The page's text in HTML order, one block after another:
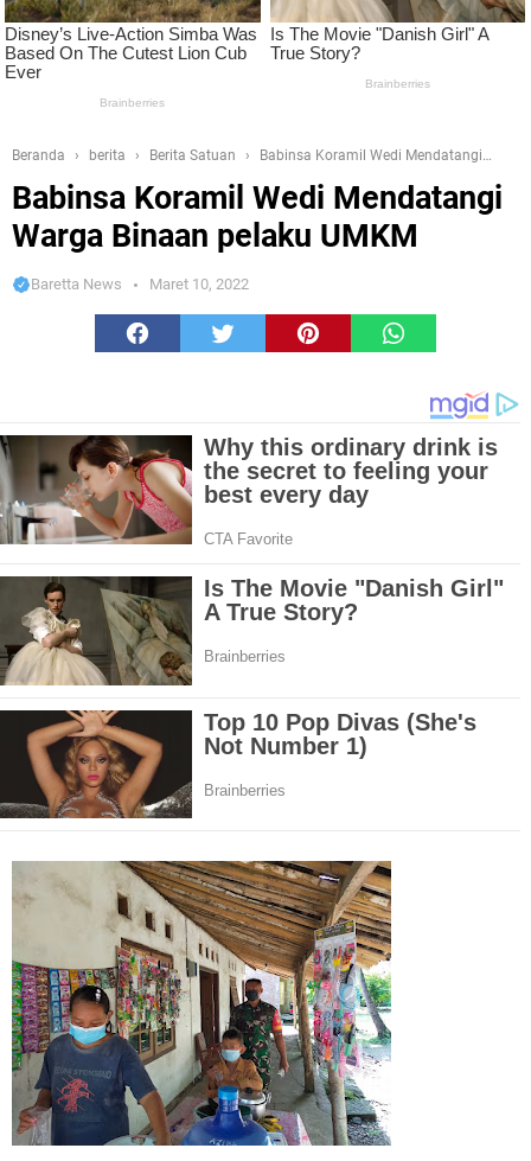
Beranda berita Berita Satuan
Babinsa Koramil Wedi Mendatangi
Babinsa Koramil Wedi Mendatangi
Warga Binaan pelaku UMKM
Baretta News Maret 10, 2022